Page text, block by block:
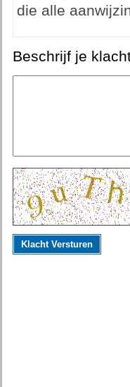
die alle
Beschrijf je
Klacht Versturen